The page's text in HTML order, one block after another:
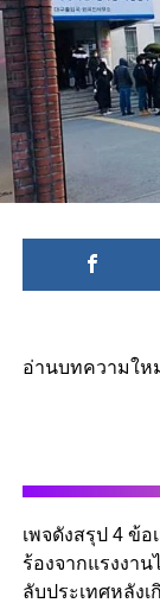
อ่านบทความให
เพจดังสรุป 4 ข้
ร้องจากแรงงา
ลับประเทศหลัง